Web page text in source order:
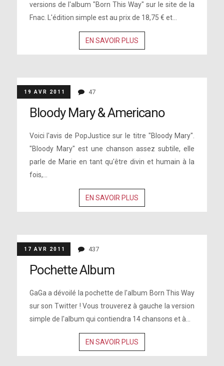
versions de l'album "Born This Way" sur le site de la
Fnac. L'édition simple est au prix de 18,75 € et...
EN SAVOIR PLUS
19 AVR 2011 47
Bloody Mary & Americano
Voici l'avis de PopJustice sur le titre "Bloody Mary".
"Bloody Mary" est une chanson assez subtile, elle
parle de Marie en tant qu'être divin et humain à la
fois,...
EN SAVOIR PLUS
17 AVR 2011 437
Pochette Album
GaGa a dévoilé la pochette de l'album Born This Way
sur son Twitter ! Vous trouverez à gauche la version
simple de l'album qui contiendra 14 chansons et à...
EN SAVOIR PLUS